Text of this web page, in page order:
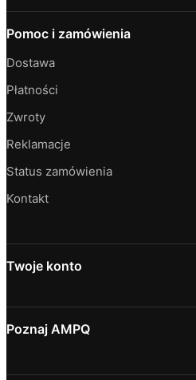
Pomoc i zamówienia
Dostawa
Płatności
Zwroty
Reklamacje
Status zamówienia
Kontakt
Twoje konto
Poznaj AMPQ